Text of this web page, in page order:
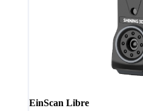
EinScan Libre